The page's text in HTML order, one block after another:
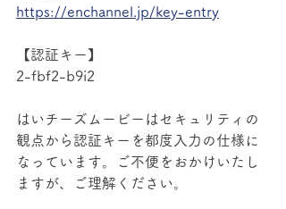
https://enchannel.jp/key-entry
【認証キー】
2-fbf2-b9i2
はいチーズムービーはセキュリティの
観点から認証キーを都度入力の仕様に
なっています。ご不便をおかけいたし
ますが、ご理解ください。